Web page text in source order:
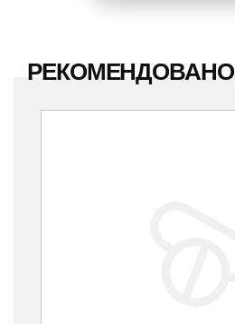
РЕКОМЕНДОВАНО